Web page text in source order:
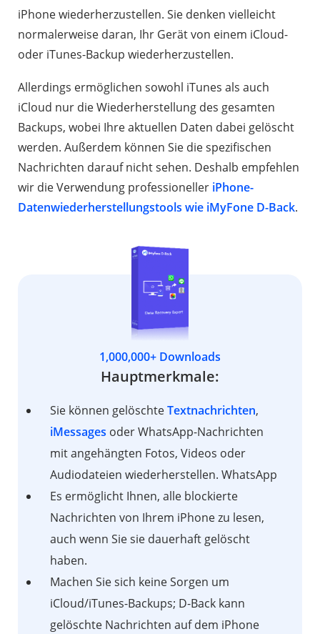
iPhone wiederherzustellen. Sie denken vielleicht
normalerweise daran, Ihr Gerät von einem iCloud-
oder iTunes-Backup wiederherzustellen.
Allerdings ermöglichen sowohl iTunes als auch
iCloud nur die Wiederherstellung des gesamten
Backups, wobei Ihre aktuellen Daten dabei gelöscht
werden. Außerdem können Sie die spezifischen
Nachrichten darauf nicht sehen. Deshalb empfehlen
wir die Verwendung professioneller iPhone-
Datenwiederherstellungstools wie iMyFone D-Back.
1,000,000+ Downloads
Hauptmerkmale:
Sie können gelöschteTextnachrichten,
iMessages oder WhatsApp-Nachrichten
mit angehängten Fotos, Videos oder
Audiodateien wiederherstellen. WhatsApp
Es ermöglicht Ihnen, alle blockierte
Nachrichten von Ihrem iPhone zu lesen,
auch wenn Sie sie dauerhaft gelöscht
haben.
Machen Sie sich keine Sorgen um
iCloud/iTunes-Backups; D-Back kann
gelöschte Nachrichten auf dem iPhone